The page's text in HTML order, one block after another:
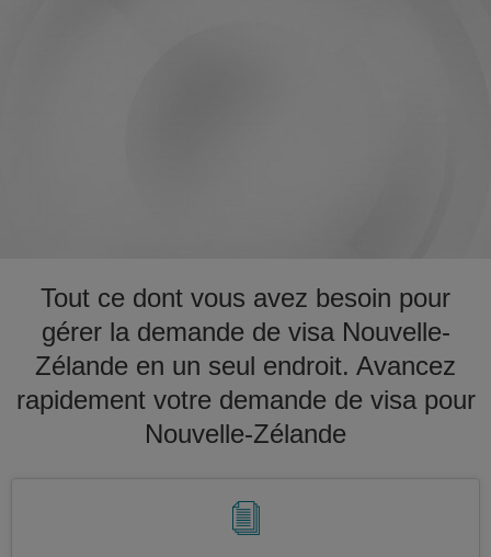
Tout ce dont vous avez besoin pour
gérer la demande de visa Nouvelle-
Zélande en un seul endroit. Avancez
rapidement votre demande de visa pour
Nouvelle-Zélande